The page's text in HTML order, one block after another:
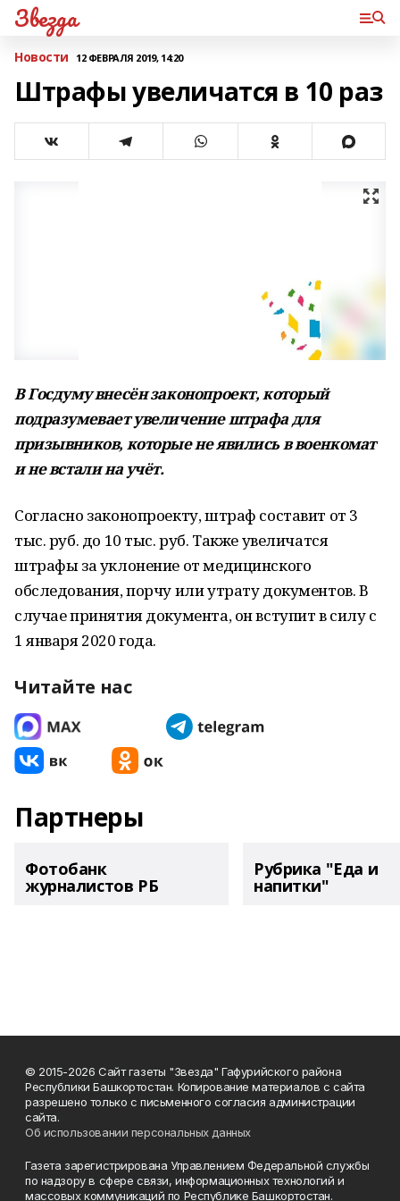
Звезда
Новости 12 ФЕВРАЛЯ 2019, 14:20
Штрафы увеличатся в 10 раз
В Госдуму внесён законопроект, который
подразумевает увеличение штрафа для
призывников, которые не явились в военкомат
и не встали на учёт.
Согласно законопроекту, штраф составит от 3
тыс. руб. до 10 тыс. руб. Также увеличатся
штрафы за уклонение от медицинского
обследования, порчу или утрату документов. В
случае принятия документа, он вступит в силу с
1 января 2020 года.
Читайте нас
Партнеры
Фотобанк
журналистов РБ
Рубрика "Еда и
напитки"
© 2015-2026 Сайт газеты "Звезда" Гафурийского района
Республики Башкортостан. Копирование материалов с сайта
разрешено только с письменного согласия администрации
сайта.
Об использовании персональных данных
Газета зарегистрирована Управлением Федеральной службы
по надзору в сфере связи, информационных технологий и
массовых коммуникаций по Республике Башкортостан.